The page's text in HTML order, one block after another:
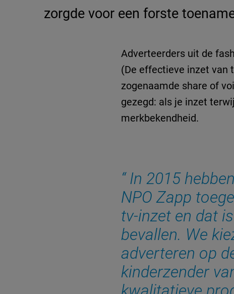
zorgde voor een forste
Adverteerders uit de
(De effectieve inzet van
zogenaamde share of
gezegd: als je inzet
merkbekendheid.
In 2015
NPO Zapp
tv-inzet en dat
bevallen. We
adverteren op
kinderzender